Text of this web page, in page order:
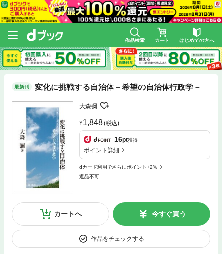
作品検索 カート はじめての方へ
最新刊 変化に挑戦する自治体－希望の自治体行政学－
大森彌
1,848(税込)
16pt獲得
ポイント詳細
dカード利用でさらにポイント+2%
返品不可
カートへ 今すぐ買う
作品をチェックする